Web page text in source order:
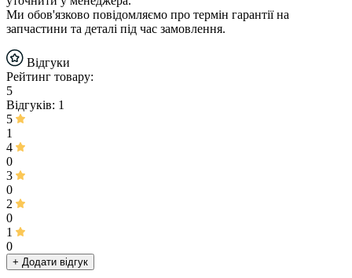
Ми обов'язково повідомляємо про термін гарантії на
запчастини та деталі під час замовлення.
Відгуки
Рейтинг товару:
5
Відгуків: 1
5
1
4
0
3
0
2
0
1
0
+ Додати відгук